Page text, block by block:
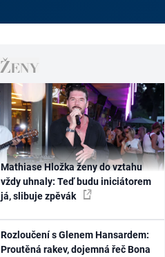
Mathiase Hložka ženy do vztahu
vždy uhnaly: Teď budu iniciátorem
já, slibuje zpěvák
Rozloučení s Glenem Hansardem:
Proutěná rakev, dojemná řeč Bona